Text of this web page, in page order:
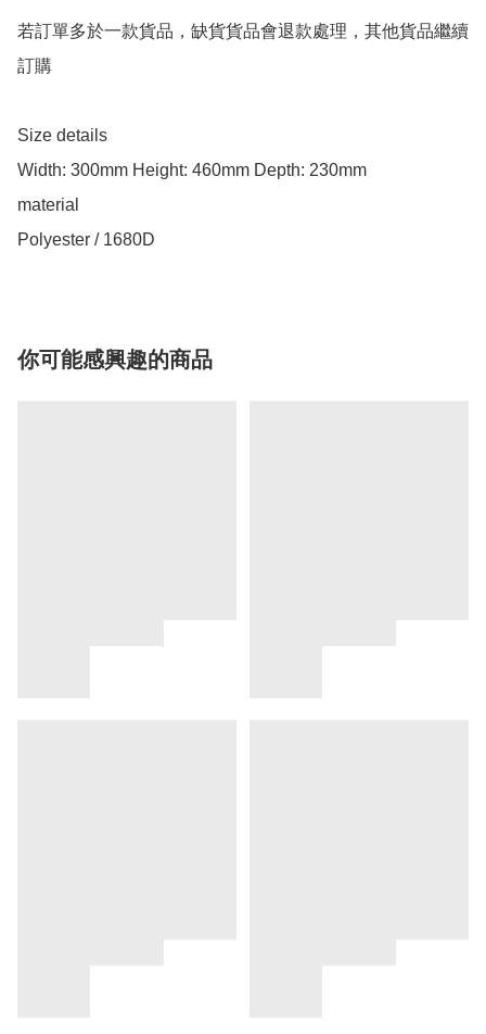
若訂單多於一款貨品，缺貨貨品會退款處理，其他貨品繼續
訂購
Size details
Width: 300mm Height: 460mm Depth: 230mm
material
你可能感興趣的商品